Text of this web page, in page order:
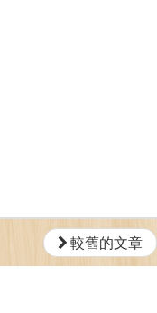
較舊的文章